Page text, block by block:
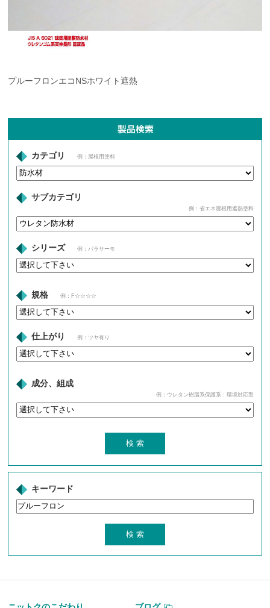
プルーフロンエコNSホワイト遮熱
カテゴリ 例：屋根用塗料
サブカテゴリ
例：省エネ屋根用遮熱塗料
シリーズ 例：パラサーモ
規格 例：F☆☆☆☆
仕上がり 例：ツヤ有り
成分、組成
例：ウレタン樹脂系保護系：環境対応型
キーワード